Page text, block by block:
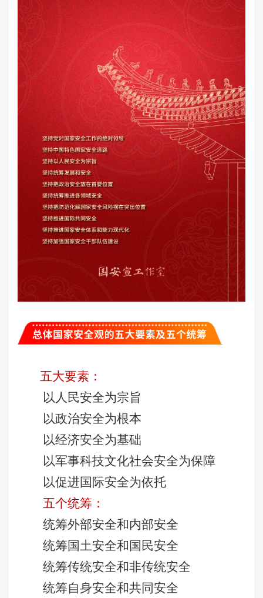
五大要素：
以人民安全为宗旨
以政治安全为根本
以经济安全为基础
以军事科技文化社会安全为保障
以促进国际安全为依托
五个统筹：
统筹外部安全和内部安全
统筹国土安全和国民安全
统筹传统安全和非传统安全
统筹自身安全和共同安全